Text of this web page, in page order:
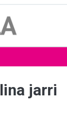
jarri